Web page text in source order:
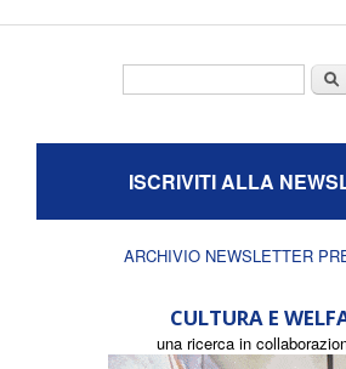
ISCRIVITI ALLA
ARCHIVIO NEWSLETTER
CULTURA E
una ricerca in